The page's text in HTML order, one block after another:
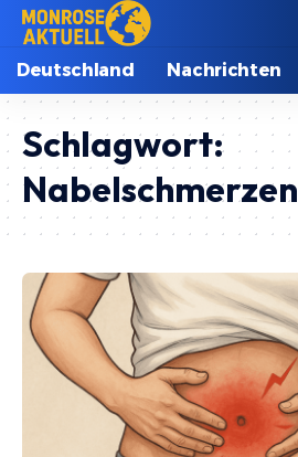
Deutschland Nachrichten
Schlagwort:
Nabelschmerzen